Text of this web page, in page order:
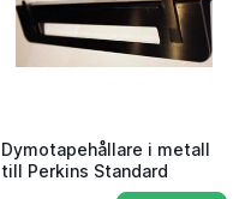
Dymotapehållare i metall
till Perkins Standard